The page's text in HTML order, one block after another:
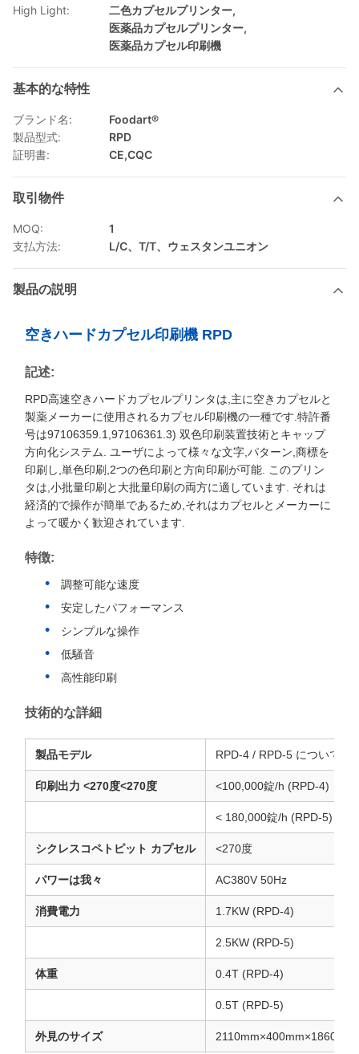
High Light: 二色カプセルプリンター,
医薬品カプセルプリンター,
医薬品カプセル印刷機
基本的な特性
ブランド名:
Foodart®
製品型式:
RPD
証明書:
CE,CQC
取引物件
MOQ:
1
支払方法:
L/C、T/T、ウェスタンユニオン
製品の説明
空きハードカプセル印刷機 RPD
記述:
RPD高速空きハードカプセルプリンタは,主に空きカプセルと
製薬メーカーに使用されるカプセル印刷機の一種です.特許番
号は97106359.1,97106361.3) 双色印刷装置技術とキャップ
方向化システム. ユーザによって様々な文字,パターン,商標を
印刷し,単色印刷,2つの色印刷と方向印刷が可能. このプリン
タは,小批量印刷と大批量印刷の両方に適しています. それは
経済的で操作が簡単であるため,それはカプセルとメーカーに
よって暖かく歓迎されています.
特徴:
調整可能な速度
安定したパフォーマンス
シンプルな操作
低騒音
高性能印刷
技術的な詳細
製品モデル RPD-4 / RPD-5 について
印刷出力 <270度<270度 <100,000錠/h (RPD-4)
< 180,000錠/h (RPD-5)
シクレスコペトピット カプセル <270度
パワーは我々 AC380V 50Hz
消費電力 1.7KW (RPD-4)
2.5KW (RPD-5)
体重 0.4T (RPD-4)
0.5T (RPD-5)
外見のサイズ 2110mm×400mm×1860mm